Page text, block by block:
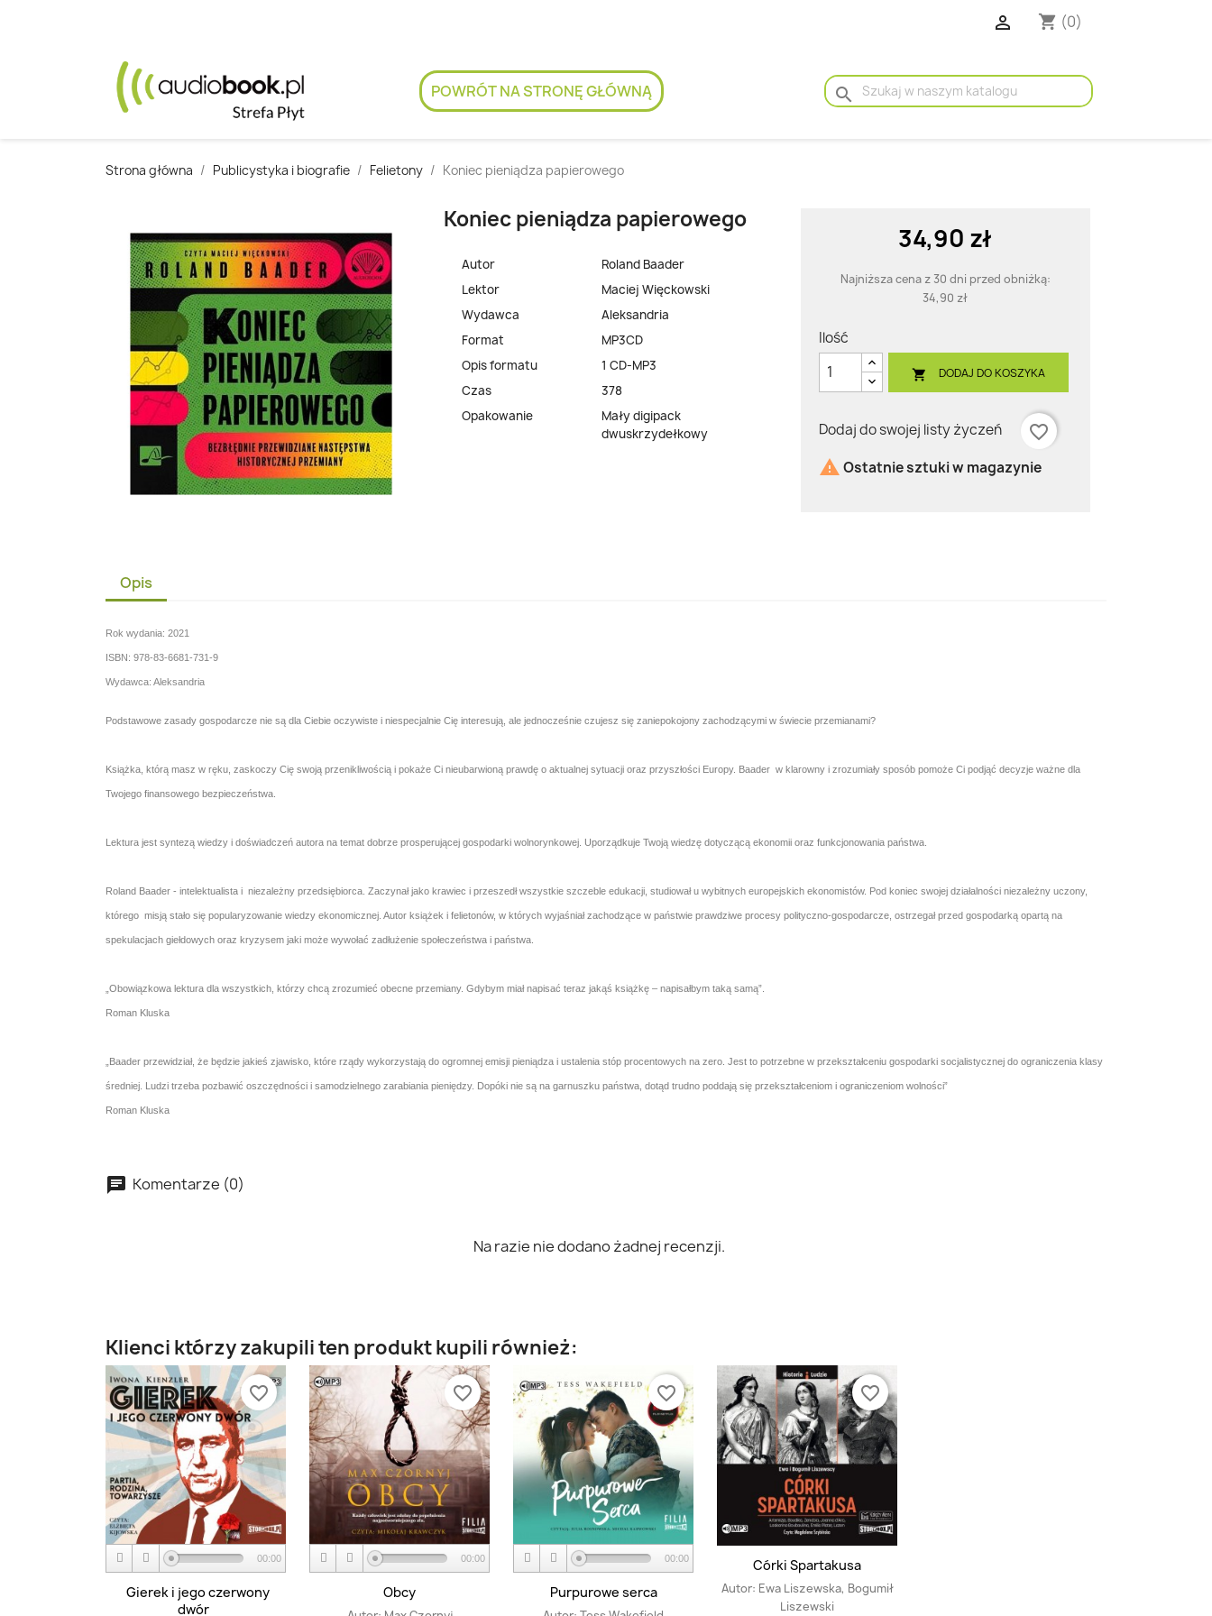
 shopping_cart (0)
POWRÓT NA STRONĘ GŁÓWNĄ search
Strona główna Publicystyka i biografie Felietony Koniec pieniądza papierowego
Koniec pieniądza papierowego
Autor
Roland Baader
Lektor
Maciej Więckowski
Wydawca
Aleksandria
Format
MP3CD
Opis formatu
1 CD-MP3
Czas
378
Opakowanie
Mały digipack
dwuskrzydełkowy
34,90 zł
Najniższa cena z 30 dni przed obniżką:
34,90 zł
Ilość
 DODAJ DO KOSZYKA
Dodaj do swojej listy życzeń
favorite_border
 Ostatnie sztuki w magazynie
Opis
Rok wydania: 2021
ISBN: 978-83-6681-731-9
Wydawca: Aleksandria
Podstawowe zasady gospodarcze nie są dla Ciebie oczywiste i niespecjalnie Cię interesują, ale jednocześnie czujesz się zaniepokojony zachodzącymi w świecie przemianami?
Książka, którą masz w ręku, zaskoczy Cię swoją przenikliwością i pokaże Ci nieubarwioną prawdę o aktualnej sytuacji oraz przyszłości Europy. Baader w klarowny i zrozumiały sposób pomoże Ci podjąć decyzje ważne dla
Twojego finansowego bezpieczeństwa.
Lektura jest syntezą wiedzy i doświadczeń autora na temat dobrze prosperującej gospodarki wolnorynkowej. Uporządkuje Twoją wiedzę dotyczącą ekonomii oraz funkcjonowania państwa.
Roland Baader - intelektualista i niezależny przedsiębiorca. Zaczynał jako krawiec i przeszedł wszystkie szczeble edukacji, studiował u wybitnych europejskich ekonomistów. Pod koniec swojej działalności niezależny uczony,
którego misją stało się popularyzowanie wiedzy ekonomicznej. Autor książek i felietonów, w których wyjaśniał zachodzące w państwie prawdziwe procesy polityczno-gospodarcze, ostrzegał przed gospodarką opartą na
spekulacjach giełdowych oraz kryzysem jaki może wywołać zadłużenie społeczeństwa i państwa.
„Obowiązkowa lektura dla wszystkich, którzy chcą zrozumieć obecne przemiany. Gdybym miał napisać teraz jakąś książkę – napisałbym taką samą”.
Roman Kluska
„Baader przewidział, że będzie jakieś zjawisko, które rządy wykorzystają do ogromnej emisji pieniądza i ustalenia stóp procentowych na zero. Jest to potrzebne w przekształceniu gospodarki socjalistycznej do ograniczenia klasy
średniej. Ludzi trzeba pozbawić oszczędności i samodzielnego zarabiania pieniędzy. Dopóki nie są na garnuszku państwa, dotąd trudno poddają się przekształceniom i ograniczeniom wolności”
Roman Kluska
Komentarze (0)
Na razie nie dodano żadnej recenzji.
Klienci którzy zakupili ten produkt kupili również:
00:00
Gierek i jego czerwony
dwór
favorite_border
00:00
Obcy
favorite_border
00:00
Purpurowe serca
favorite_border
Córki Spartakusa
Autor: Ewa Liszewska, Bogumił
Liszewski
favorite_border